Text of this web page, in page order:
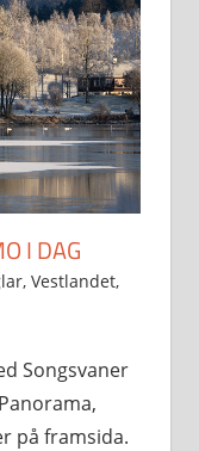
I DAG
, Vestlandet,
Songsvaner
på framsida.